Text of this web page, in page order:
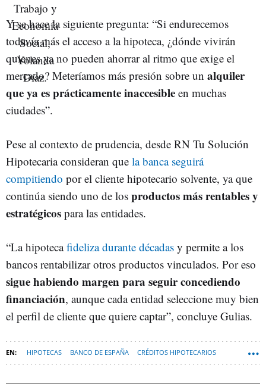
Y se hace la siguiente pregunta: “Si endurecemos
todavía más el acceso a la hipoteca, ¿dónde vivirán
quienes ya no pueden ahorrar al ritmo que exige el
mercado? Meteríamos más presión sobre un alquiler
que ya es prácticamente inaccesible en muchas
ciudades”.
Pese al contexto de prudencia, desde RN Tu Solución
Hipotecaria consideran que la banca seguirá
compitiendo por el cliente hipotecario solvente, ya que
continúa siendo uno de los productos más rentables y
estratégicos para las entidades.
“La hipotecafideliza durante décadas y permite a los
bancos rentabilizar otros productos vinculados. Por eso
sigue habiendo margen para seguir concediendo
financiación, aunque cada entidad seleccione muy bien
el perfil de cliente que quiere captar”, concluye Gulias.
HIPOTECAS BANCO DE ESPAÑA CRÉDITOS HIPOTECARIOS